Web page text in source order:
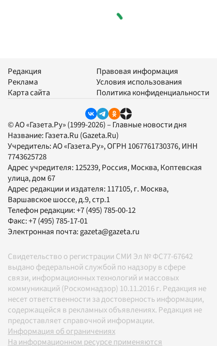
Редакция
Реклама
Карта сайта
Правовая информация
Условия использования
Политика конфиденциальности
© АО «Газета.Ру» (1999-2026) – Главные новости дня
Название: Газета.Ru (Gazeta.Ru)
Учредитель:АО «Газета.Ру», ОГРН 1067761730376, ИНН
7743625728
Адрес учредителя: 125239, Россия, Москва, Коптевская
улица, дом 67
Адрес редакции и издателя: 117105, г. Москва,
Варшавское шоссе, д.9, стр.1
Телефон редакции:+7 (495) 785-00-12
Факс:+7 (495) 785-17-01
Электронная почта:gazeta@gazeta.ru
Свидетельство о регистрации СМИ Эл № ФС77-67642
выдано федеральной службой по надзору в сфере
связи, информационных технологий и массовых
коммуникаций (Роскомнадзор) 10.11.2016 г. Редакция не
несет ответственности за достоверность информации,
содержащейся в рекламных объявлениях. Редакция не
предоставляет справочной информации.
Информация об ограничениях
На информационном ресурсе применяются